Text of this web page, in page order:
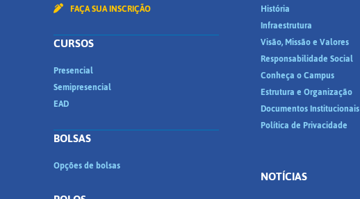
FAÇA SUA INSCRIÇÃO
CURSOS
Presencial
Semipresencial
EAD
BOLSAS
Opções de bolsas
História
Infraestrutura
Visão, Missão e Valores
Responsabilidade Social
Conheça o Campus
Estrutura e Organização
Documentos Institucionais
Política de Privacidade
NOTÍCIAS